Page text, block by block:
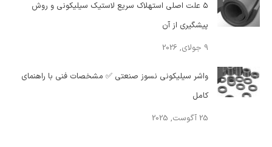
۵ علت اصلی استهلاک سریع لاستیک سیلیکونی و روش
پیشگیری از آن
9 جولای, 2026
واشر سیلیکونی نسوز صنعتی ✅ مشخصات فنی با راهنمای
کامل
25 آگوست, 2025